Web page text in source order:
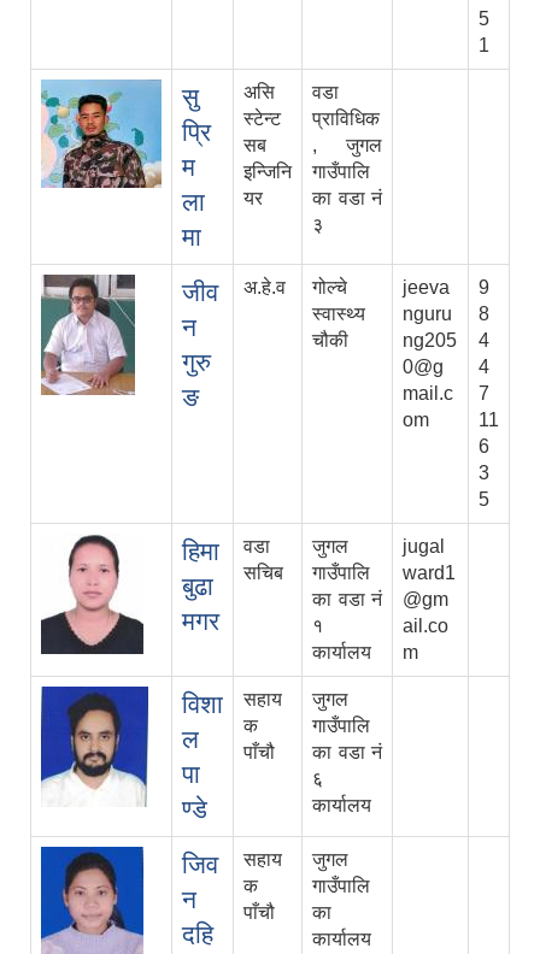
5
1
सु
प्रि
म
ला
मा
असि
स्टेन्ट
सब
इन्जिनि
यर
वडा
प्राविधिक
, जुगल
गाउँपालि
का वडा नं
३
जीव
न
गुरु
ङ
अ.हे.व
गोल्चे
स्वास्थ्य
चौकी
jeeva
nguru
ng205
0@g
mail.c
om
9
8
4
4
7
11
6
3
5
हिमा
बुढा
मगर
वडा
सचिब
जुगल
गाउँपालि
का वडा नं
१
कार्यालय
jugal
ward1
@gm
ail.co
m
विशा
ल
पा
ण्डे
सहाय
क
पाँचौ
जुगल
गाउँपालि
का वडा नं
६
कार्यालय
जिव
न
दहि
सहाय
क
पाँचौ
जुगल
गाउँपालि
का
कार्यालय